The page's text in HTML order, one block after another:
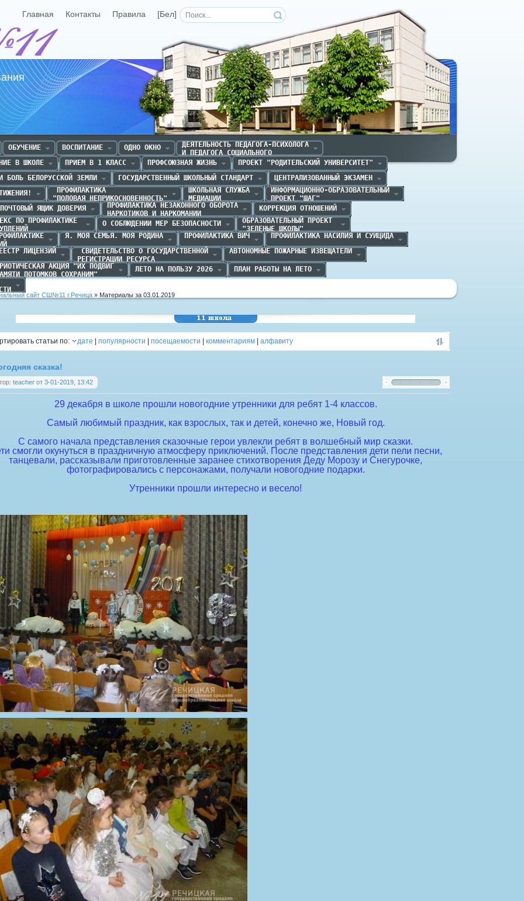
Средняя школа №11 г.Речица
Главная Контакты Правила [Бел]
ОБУЧЕНИЕ ВОСПИТАНИЕ ОДНО ОКНО
ДЕЯТЕЛЬНОСТЬ ПЕДАГОГА-ПСИХОЛОГА
И ПЕДАГОГА СОЦИАЛЬНОГО
В ШКОЛЕ
ПРИЕМ В 1 КЛАСС ПРОФСОЮЗНАЯ ЖИЗНЬ
ПРОЕКТ "РОДИТЕЛЬСКИЙ УНИВЕРСИТЕТ"
БОЛЬ БЕЛОРУССКОЙ ЗЕМЛИ
ГОСУДАРСТВЕННЫЙ ШКОЛЬНЫЙ СТАНДАРТ
ЦЕНТРАЛИЗОВАННЫЙ ЭКЗАМЕН
ПРОФИЛАКТИКА
"ПОЛОВАЯ НЕПРИКОСНОВЕННОСТЬ"
ШКОЛЬНАЯ СЛУЖБА
МЕДИАЦИИ
ИНФОРМАЦИОННО-ОБРАЗОВАТЕЛЬНЫЙ
ПРОЕКТ "ШАГ"
ПОЧТОВЫЙ ЯЩИК ДОВЕРИЯ
ПРОФИЛАКТИКА НЕЗАКОННОГО ОБОРОТА
НАРКОТИКОВ И НАРКОМАНИИ
КОРРЕКЦИЯ ОТНОШЕНИЙ
ПО ПРОФИЛАКТИКЕ
О СОБЛЮДЕНИИ МЕР БЕЗОПАСНОСТИ
ОБРАЗОВАТЕЛЬНЫЙ ПРОЕКТ
"ЗЕЛЕНЫЕ ШКОЛЫ"
Я. МОЯ СЕМЬЯ. МОЯ РОДИНА ПРОФИЛАКТИКА ВИЧ
ПРОФИЛАКТИКА НАСИЛИЯ И СУИЦИДА
ЛИЦЕНЗИЙ
СВИДЕТЕЛЬСТВО О ГОСУДАРСТВЕННОЙ
РЕГИСТРАЦИИ РЕСУРСА
АВТОНОМНЫЕ ПОЖАРНЫЕ ИЗВЕЩАТЕЛИ
АКЦИЯ "ИХ ПОДВИГ
ПОТОМКОВ СОХРАНИМ"
ЛЕТО НА ПОЛЬЗУ 2026
ПЛАН РАБОТЫ НА ЛЕТО
сайт СШ№11 г.Речица » Материалы за 03.01.2019
статьи по: дате популярности посещаемости комментариям алфавиту
сказка!
teacher от 3-01-2019, 13:42
29 декабря в школе прошли новогодние утренники для ребят 1-4 классов.
Самый любимый праздник, как взрослых, так и детей, конечно же, Новый год.
С самого начала представления сказочные герои увлекли ребят в волшебный мир сказки.
смогли окунуться в праздничную атмосферу приключений. После представления дети пели песни,
танцевали, рассказывали приготовленные заранее стихотворения Деду Морозу и Снегурочке,
фотографировались с персонажами, получали новогодние подарки.
Утренники прошли интересно и весело!